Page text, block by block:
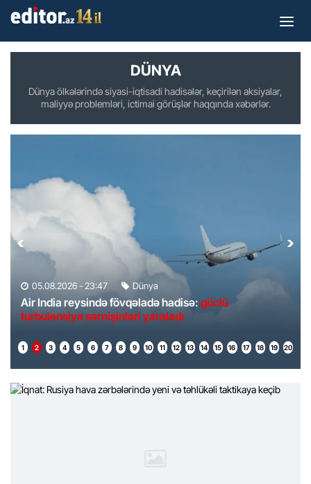
DÜNYA
Dünya ölkələrində siyasi-iqtisadi hadisələr, keçirilən aksiyalar,
maliyyə problemləri, ictimai görüşlər haqqında xəbərlər.
05.08.2026 - 23:47 Dünya
Air India reysində fövqəladə hadisə: güclü
turbulensiya sərnişinləri yaraladı
1 2 3 4 5 6 7 8 9 10 11 12 13 14 15 16 17 18 19 20